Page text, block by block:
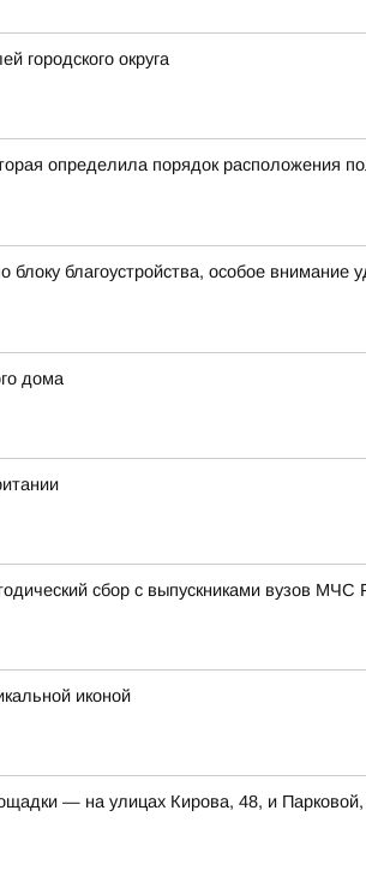
городского округа
определила порядок расположения
благоустройства, особое внимание
дома
сбор с выпускниками вузов МЧС
иконой
— на улицах Кирова, 48, и